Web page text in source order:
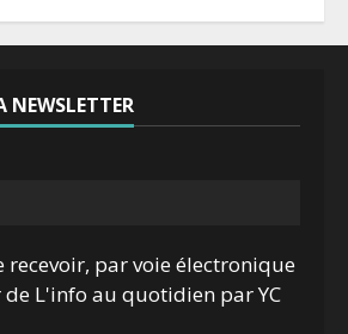
NEWSLETTER
recevoir, par voie électronique
L'info au quotidien par YC